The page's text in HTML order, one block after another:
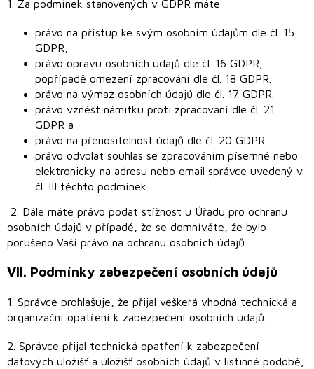
1. Za podmínek stanovených v GDPR máte
právo na přístup ke svým osobním údajům dle čl. 15
GDPR,
právo opravu osobních údajů dle čl. 16 GDPR,
popřípadě omezení zpracování dle čl. 18 GDPR.
právo na výmaz osobních údajů dle čl. 17 GDPR.
právo vznést námitku proti zpracování dle čl. 21
GDPR a
právo na přenositelnost údajů dle čl. 20 GDPR.
právo odvolat souhlas se zpracováním písemně nebo
elektronicky na adresu nebo email správce uvedený v
čl. III těchto podmínek.
2. Dále máte právo podat stížnost u Úřadu pro ochranu
osobních údajů v případě, že se domníváte, že bylo
porušeno Vaší právo na ochranu osobních údajů.
VII. Podmínky zabezpečení osobních údajů
1. Správce prohlašuje, že přijal veškerá vhodná technická a
organizační opatření k zabezpečení osobních údajů.
2. Správce přijal technická opatření k zabezpečení
datových úložišť a úložišť osobních údajů v listinné podobě,